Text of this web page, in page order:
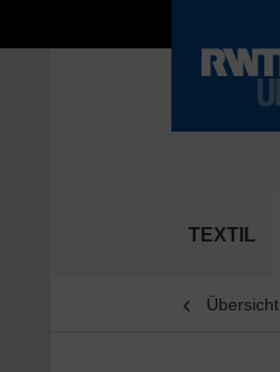
TEXTIL
Übersicht